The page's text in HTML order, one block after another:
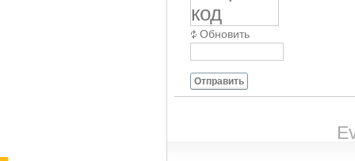
Обновить
Отправить